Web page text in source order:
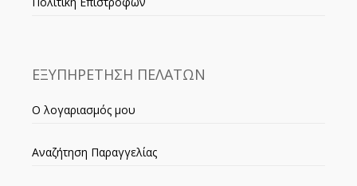
ΕΞΥΠΗΡΕΤΗΣΗ ΠΕΛΑΤΩΝ
Ο λογαριασμός μου
Αναζήτηση Παραγγελίας